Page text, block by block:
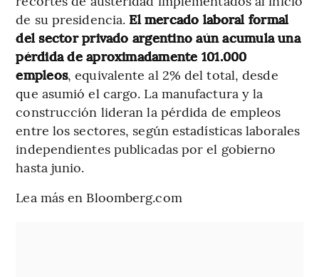
de su presidencia. El mercado laboral formal
del sector privado argentino aún acumula una
pérdida de aproximadamente 101.000
empleos, equivalente al 2% del total, desde
que asumió el cargo. La manufactura y la
construcción lideran la pérdida de empleos
entre los sectores, según estadísticas laborales
independientes publicadas por el gobierno
hasta junio.
Lea más en Bloomberg.com